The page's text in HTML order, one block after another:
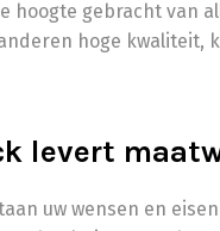
hoogte gebracht van
hoge kwaliteit,
levert
uw wensen en